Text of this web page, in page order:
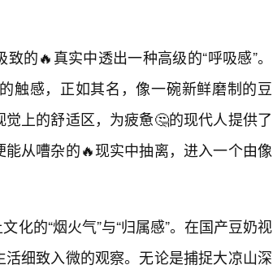
的🔥真实中透出一种高级的“呼吸感”。
触感，正如其名，像一碗新鲜磨制的豆
上的舒适区，为疲惫🤔的现代人提供了
从嘈杂的🔥现实中抽离，进入一个由像
化的“烟火气”与“归属感”。在国产豆奶视
细致入微的观察。无论是捕捉大凉山深